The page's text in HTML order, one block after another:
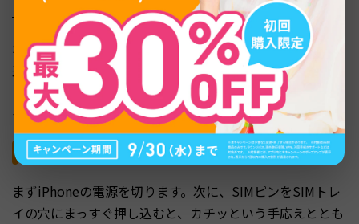
iPhoneでeSIMを使う方法をご参照ください）。
SIMトレイには小さな穴が開いており、ここにSIMピンを
差し込むとトレイが飛び出す仕組みです。穴の位置がわか
りにくい場合は、本体側面をよく観察すると楕円形のトレ
イの輪郭が見えます。
SIMカードの取り出しと差し替え
まずiPhoneの電源を切ります。次に、SIMピンをSIMトレ
イの穴にまっすぐ押し込むと、カチッという手応えととも